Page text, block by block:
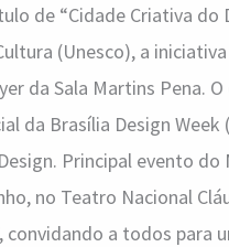
de “Cidade Criativa
(Unesco), a
da Sala Martins Pena.
da Brasília Design Week
Principal evento
no Teatro Nacional
convidando a todos para